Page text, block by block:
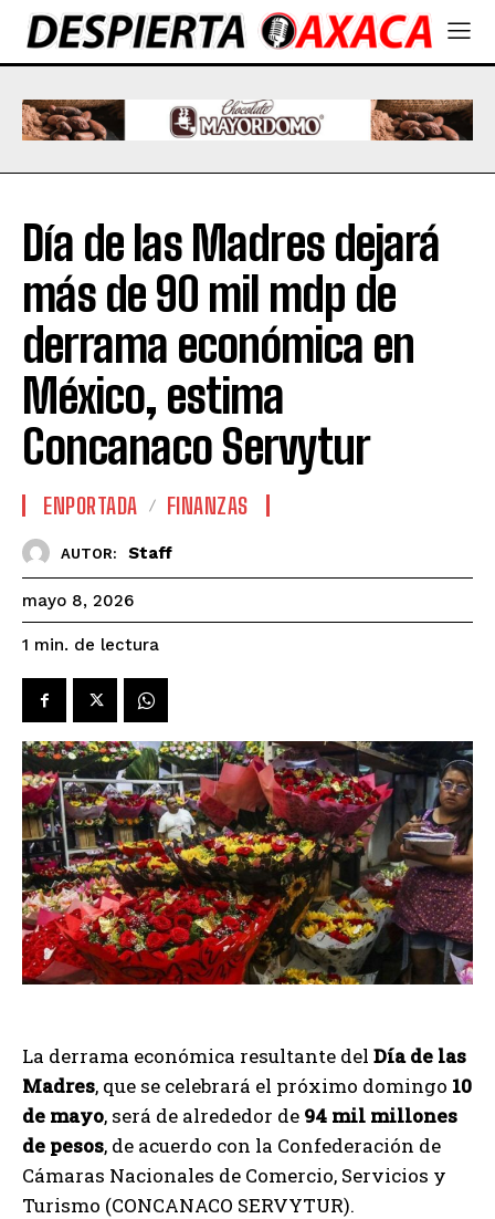
Día de las Madres dejará
más de 90 mil mdp de
derrama económica en
México, estima
Concanaco Servytur
ENPORTADA FINANZAS
AUTOR: Staff
mayo 8, 2026
1 min. de lectura
La derrama económica resultante del Día de las
Madres, que se celebrará el próximo domingo 10
de mayo, será de alrededor de 94 mil millones
de pesos, de acuerdo con la Confederación de
Cámaras Nacionales de Comercio, Servicios y
Turismo (CONCANACO SERVYTUR).